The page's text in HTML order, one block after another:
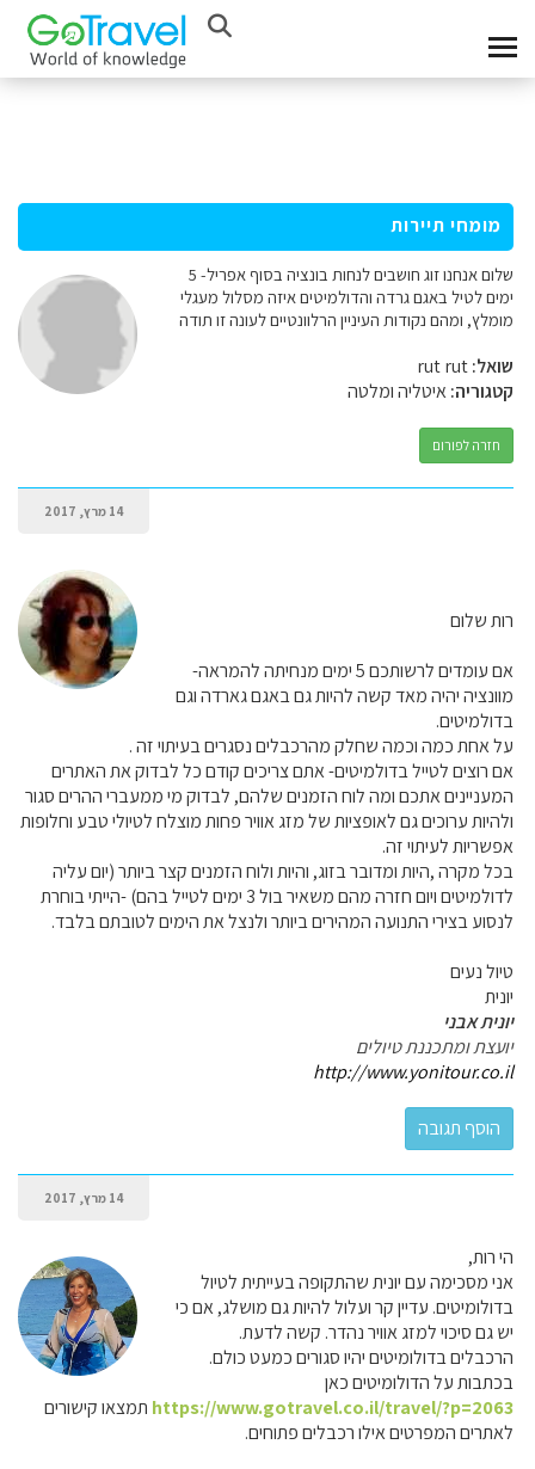
מומחי תיירות
שלום אנחנו זוג חושבים לנחות בונציה בסוף אפריל- 5
ימים לטיל באגם גרדה והדולמיטים איזה מסלול מעגלי
מומלץ, ומהם נקודות העיניין הרלוונטיים לעונה זו תודה
שואל:
קטגוריה:איטליה ומלטה
חזרה לפורום
14 מרץ, 2017
רות שלום
אם עומדים לרשותכם 5 ימים מנחיתה להמראה-
מוונציה יהיה מאד קשה להיות גם באגם גארדה וגם
בדולמיטים.
על אחת כמה וכמה שחלק מהרכבלים נסגרים בעיתוי זה .
אם רוצים לטייל בדולמיטים- אתם צריכים קודם כל לבדוק את האתרים
המעניינים אתכם ומה לוח הזמנים שלהם, לבדוק מי ממעברי ההרים סגור
ולהיות ערוכים גם לאופציות של מזג אוויר פחות מוצלח לטיולי טבע וחלופות
אפשריות לעיתוי זה.
בכל מקרה ,היות ומדובר בזוג, והיות ולוח הזמנים קצר ביותר (יום עליה
לדולמיטים ויום חזרה מהם משאיר בול 3 ימים לטייל בהם) -הייתי בוחרת
לנסוע בצירי התנועה המהירים ביותר ולנצל את הימים לטובתם בלבד.
טיול נעים
יונית
יונית אבני
יועצת ומתכננת טיולים
http://www.yonitour.co.il
14 מרץ, 2017
הי רות,
אני מסכימה עם יונית שהתקופה בעייתית לטיול
בדולומיטים. עדיין קר ועלול להיות גם מושלג, אם כי
יש גם סיכוי למזג אוויר נהדר. קשה לדעת.
הרכבלים בדולומיטים יהיו סגורים כמעט כולם.
בכתבות על הדולומיטים כאן
https://www.gotravel.co.il/travel/?p=2063 תמצאו קישורים
לאתרים המפרטים אילו רכבלים פתוחים.